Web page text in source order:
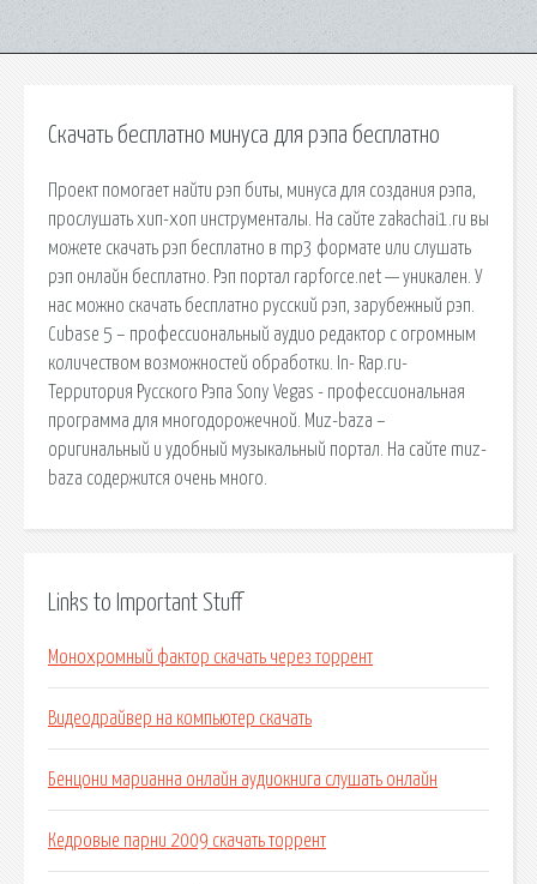
Скачать бесплатно минуса для рэпа бесплатно
Проект помогает найти рэп биты, минуса для создания рэпа,
прослушать хип-хоп инструменталы. На сайте zakachai1.ru вы
можете скачать рэп бесплатно в mp3 формате или слушать
рэп онлайн бесплатно. Рэп портал rapforce.net — уникален. У
нас можно скачать бесплатно русский рэп, зарубежный рэп.
Cubase 5 – профессиональный аудио редактор с огромным
количеством возможностей обработки. In- Rap.ru-
Территория Русского Рэпа Sony Vegas - профессиональная
программа для многодорожечной. Muz-baza –
оригинальный и удобный музыкальный портал. На сайте muz-
baza содержится очень много.
Links to Important Stuff
Монохромный фактор скачать через торрент
Видеодрайвер на компьютер скачать
Бенцони марианна онлайн аудиокнига слушать онлайн
Кедровые парни 2009 скачать торрент